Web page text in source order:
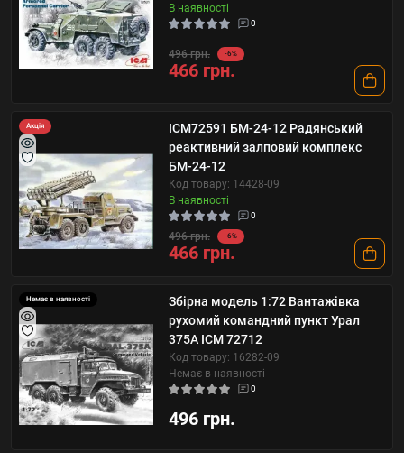
В наявності
0
496 грн. -6%
466 грн.
Акція
ICM72591 БМ-24-12 Радянський
реактивний залповий комплекс
БМ-24-12
Код товару: 14428-09
В наявності
0
496 грн. -6%
466 грн.
Немає в наявності
Збірна модель 1:72 Вантажівка
рухомий командний пункт Урал
375A ICM 72712
Код товару: 16282-09
Немає в наявності
0
496 грн.